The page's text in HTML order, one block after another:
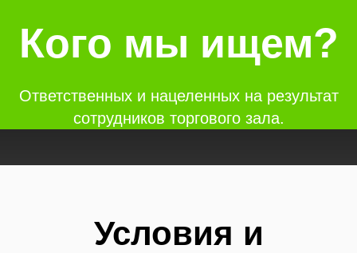
Кого мы ищем?
Ответственных и нацеленных на результат
сотрудников торгового зала.
Условия и